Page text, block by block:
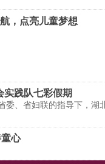
，点亮儿童梦想
实践队七彩假期
委、省妇联的指导下，
心